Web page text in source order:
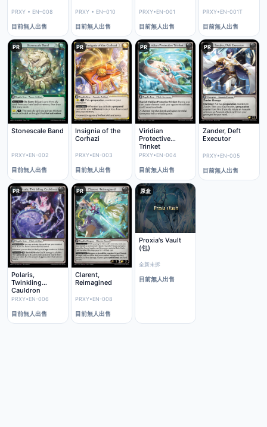
PRXY • EN–008
目前無人出售
PRXY • EN–010
目前無人出售
PRXY•EN-001
目前無人出售
PRXY•EN-001T
目前無人出售
PR
Stonescale Band
PRXY•EN-002
目前無人出售
PR
Insignia of the
Corhazi
PRXY•EN-003
目前無人出售
PR
Viridian
Protective
Trinket
PRXY•EN-004
目前無人出售
PR
Zander, Deft
Executor
PRXY•EN-005
目前無人出售
PR
Polaris,
Twinkling
Cauldron
PRXY•EN-006
目前無人出售
PR
Clarent,
Reimagined
PRXY•EN-008
目前無人出售
原盒
Proxia's Vault
(包)
全新未拆
目前無人出售